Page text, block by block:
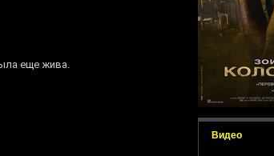
Видео
еще жива.